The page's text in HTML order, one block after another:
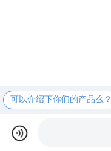
可以介绍下你们的产品么？